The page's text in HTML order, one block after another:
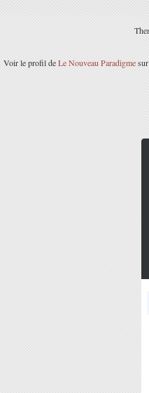
Voir le profil deLe Nouveau Paradigme